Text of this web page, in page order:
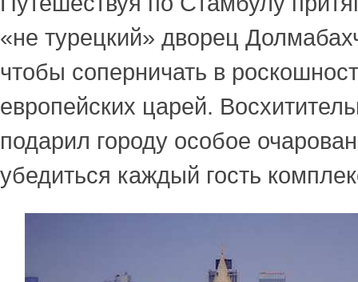
«не турецкий» дворец
чтобы соперничать в
европейских царей.
подарил городу особое
убедиться каждый гость